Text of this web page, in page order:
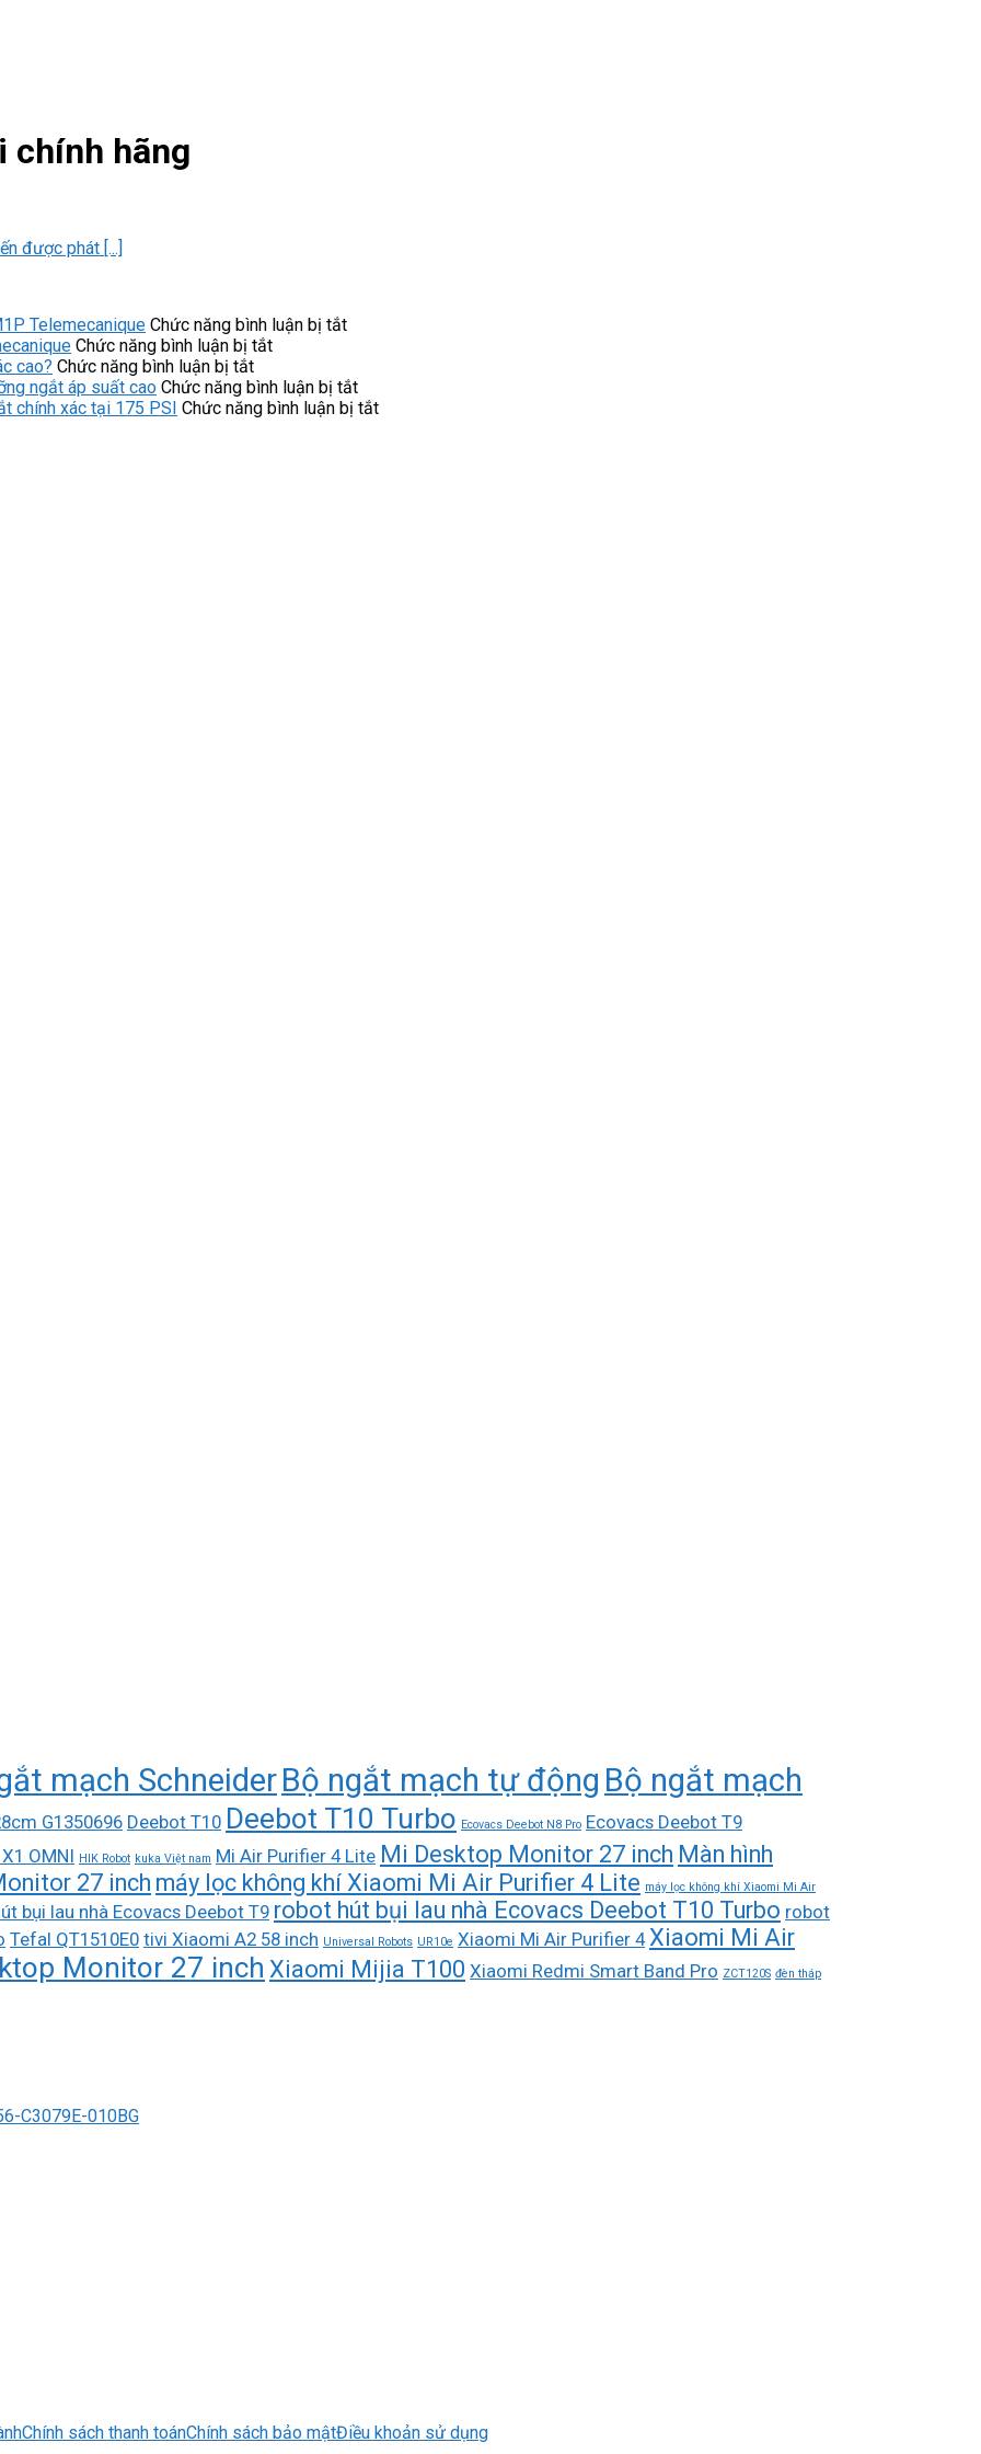
chính hãng
được phát [...]
Telemecanique Chức năng bình luận bị tắtở
chọn
mua
Chức năng bình luận bị tắtở
điểm
của
cao? Chức năng bình luận bị tắtở
Servo
Motor
ngắt áp suất cao Chức năng bình luận bị tắtở
Công
chính xác tại 175 PSI Chức năng bình luận bị tắtở
mạch SchneiderBộ ngắt mạch tự động Bộ ngắt mạch
G1350696 Deebot T10 Deebot T10 Turbo Ecovacs Deebot N8 Pro Ecovacs Deebot T9
OMNI HIK Robot kuka Việt nam Mi Air Purifier 4 Lite Mi Desktop Monitor 27 inch Màn hình
27 inch máy lọc không khí Xiaomi Mi Air Purifier 4 Lite máy lọc không khí Xiaomi Mi Air
bụi lau nhà Ecovacs Deebot T9 robot hút bụi lau nhà Ecovacs Deebot T10 Turbo robot
Tefal QT1510E0 tivi Xiaomi A2 58 inch Universal Robots UR10e Xiaomi Mi Air Purifier 4 Xiaomi Mi Air
Monitor 27 inch Xiaomi Mijia T100 Xiaomi Redmi Smart Band Pro ZCT120S đèn tháp
C3079E-010BG
Chính sách thanh toánChính sách bảo mậtĐiều khoản sử dụng